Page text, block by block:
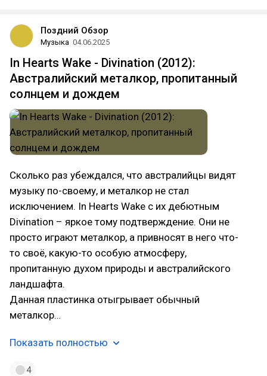
Поздний Обзор
Музыка 04.06.2025
In Hearts Wake - Divination (2012):
Австралийский металкор, пропитанный
солнцем и дождем
Сколько раз убеждался, что австралийцы видят
музыку по-своему, и металкор не стал
исключением. In Hearts Wake с их дебютным
Divination – яркое тому подтверждение. Они не
просто играют металкор, а привносят в него что-
то своё, какую-то особую атмосферу,
пропитанную духом природы и австралийского
ландшафта.
Данная пластинка отыгрывает обычный
металкор…
Показать полностью
4